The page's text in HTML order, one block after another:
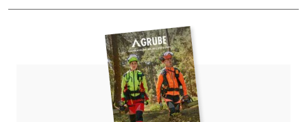
Produkttyp
Baumschutz-Gitterhülle
Modellbezeichnung